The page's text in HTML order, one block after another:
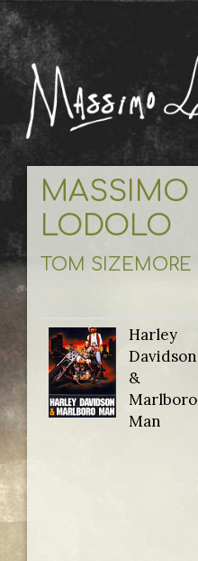
MASSIMO
LODOLO
TOM SIZEMORE
Harley
Davidson
&
Marlboro
Man